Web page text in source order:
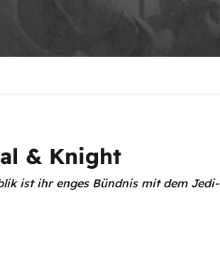
& Knight
ist ihr enges Bündnis mit dem Jedi-